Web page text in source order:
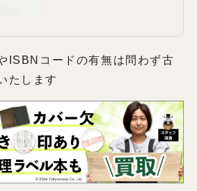
ISBNコードの有無は問わず古
たします